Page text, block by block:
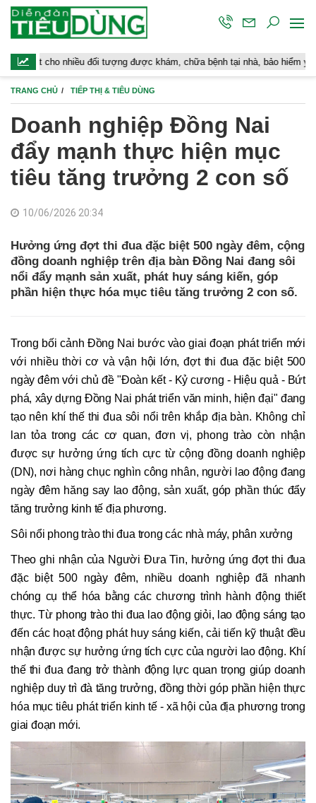
đối tượng được khám, chữa bệnh tại nhà, bảo hiểm y tế chi trả
TRANG CHỦ TIẾP THỊ & TIÊU DÙNG
Doanh nghiệp Đồng Nai
đẩy mạnh thực hiện mục
tiêu tăng trưởng 2 con số
10/06/2026 20:34
Hưởng ứng đợt thi đua đặc biệt 500 ngày đêm, cộng
đồng doanh nghiệp trên địa bàn Đồng Nai đang sôi
nổi đẩy mạnh sản xuất, phát huy sáng kiến, góp
phần hiện thực hóa mục tiêu tăng trưởng 2 con số.
Trong bối cảnh Đồng Nai bước vào giai đoạn phát triển mới
với nhiều thời cơ và vận hội lớn, đợt thi đua đặc biệt 500
ngày đêm với chủ đề "Đoàn kết - Kỷ cương - Hiệu quả - Bứt
phá, xây dựng Đồng Nai phát triển văn minh, hiện đại" đang
tạo nên khí thế thi đua sôi nổi trên khắp địa bàn. Không chỉ
lan tỏa trong các cơ quan, đơn vị, phong trào còn nhận
được sự hưởng ứng tích cực từ cộng đồng doanh nghiệp
(DN), nơi hàng chục nghìn công nhân, người lao động đang
ngày đêm hăng say lao động, sản xuất, góp phần thúc đẩy
tăng trưởng kinh tế địa phương.
Sôi nổi phong trào thi đua trong các nhà máy, phân xưởng
Theo ghi nhận của Người Đưa Tin, hưởng ứng đợt thi đua
đặc biệt 500 ngày đêm, nhiều doanh nghiệp đã nhanh
chóng cụ thể hóa bằng các chương trình hành động thiết
thực. Từ phong trào thi đua lao động giỏi, lao động sáng tạo
đến các hoạt động phát huy sáng kiến, cải tiến kỹ thuật đều
nhận được sự hưởng ứng tích cực của người lao động. Khí
thế thi đua đang trở thành động lực quan trọng giúp doanh
nghiệp duy trì đà tăng trưởng, đồng thời góp phần hiện thực
hóa mục tiêu phát triển kinh tế - xã hội của địa phương trong
giai đoạn mới.